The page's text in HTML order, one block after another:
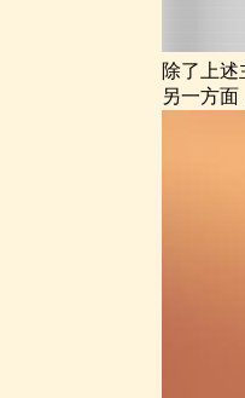
除了上述
另一方